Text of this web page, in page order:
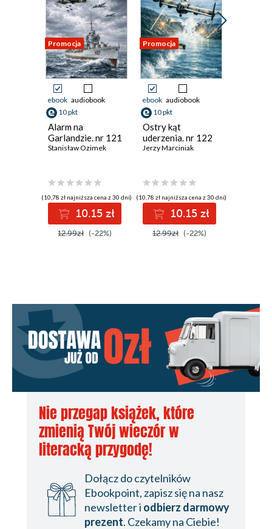
Promocja
ebook audiobook
10 pkt
Alarm na
Garlandzie. nr 121
Stanisław Ozimek
(10,78 zł najniższa cena z 30 dni)
10.15 zł
12.99zł (-22%)
Promocja
ebook audiobook
10 pkt
Ostry kąt
uderzenia. nr 122
Jerzy Marciniak
(10,78 zł najniższa cena z 30 dni)
10.15 zł
12.99zł (-22%)
Nie przegap książek, które
zmienią Twój wieczór w
literacką przygodę!
Dołącz do czytelników
Ebookpoint, zapisz się na nasz
newsletter i odbierz darmowy
prezent. Czekamy na Ciebie!